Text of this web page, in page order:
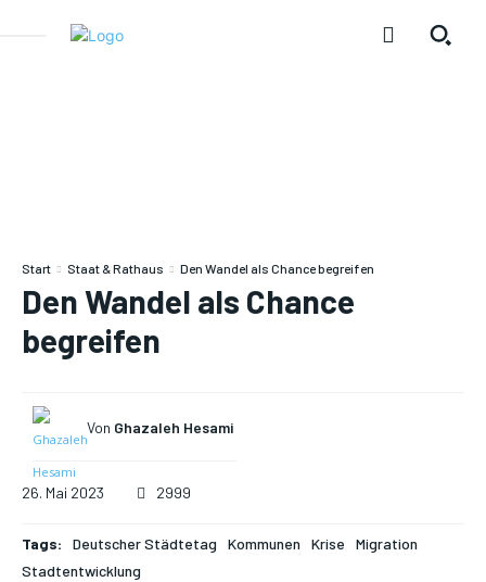
Start Staat & Rathaus Den Wandel als Chance begreifen
Den Wandel als Chance
begreifen
Von Ghazaleh Hesami
26. Mai 2023 2999
Tags: Deutscher Städtetag Kommunen Krise
Migration
Stadtentwicklung